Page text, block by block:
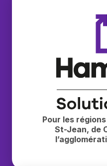
Hamster —
Pour les
St-Jean, de